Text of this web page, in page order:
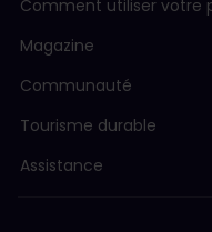
Comment utiliser votre
Magazine
Communauté
Tourisme durable
Assistance